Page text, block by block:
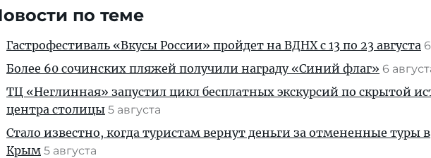
по теме
Гастрофестиваль «Вкусы России» пройдет на ВДНХ с 13 по 23 августа
Более 60 сочинских пляжей получили награду «Синий флаг» 6
ТЦ «Неглинная» запустил цикл бесплатных экскурсий по скрытой
центра столицы 5 августа
Стало известно, когда туристам вернут деньги за отмененные туры в
Крым 5 августа